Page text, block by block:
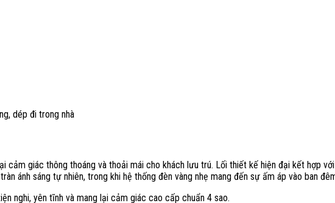
dép đi trong nhà
cảm giác thông thoáng và thoải mái cho khách lưu trú. Lối thiết kế hiện đại kết hợp
ánh sáng tự nhiên, trong khi hệ thống đèn vàng nhẹ mang đến sự ấm áp vào ban
nghi, yên tĩnh và mang lại cảm giác cao cấp chuẩn 4 sao.